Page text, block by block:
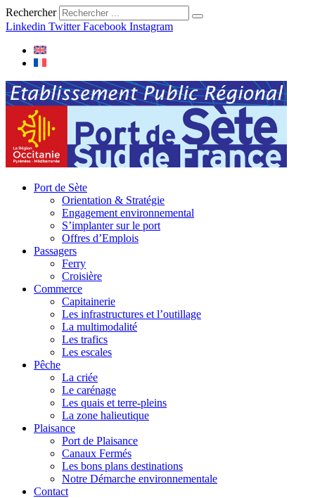
Rechercher
Linkedin Twitter Facebook Instagram
Port de Sète
Orientation & Stratégie
Engagement environnemental
S’implanter sur le port
Offres d’Emplois
Passagers
Ferry
Croisière
Commerce
Capitainerie
Les infrastructures et l’outillage
La multimodalité
Les trafics
Les escales
Pêche
La criée
Le carénage
Les quais et terre-pleins
La zone halieutique
Plaisance
Port de Plaisance
Canaux Fermés
Les bons plans destinations
Notre Démarche environnementale
Contact